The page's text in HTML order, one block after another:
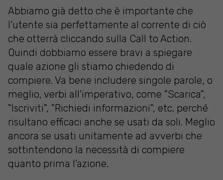
Abbiamo già detto che è importante che
l’utente sia perfettamente al corrente di ciò
che otterrà cliccando sulla Call to Action.
Quindi dobbiamo essere bravi a spiegare
quale azione gli stiamo chiedendo di
compiere. Va bene includere singole parole, o
meglio, verbi all’imperativo, come "Scarica",
"Iscriviti", "Richiedi informazioni", etc. perché
risultano efficaci anche se usati da soli. Meglio
ancora se usati unitamente ad avverbi che
sottintendono la necessità di compiere
quanto prima l’azione.